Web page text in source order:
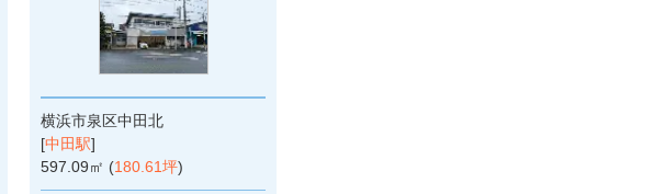
横浜市泉区中田北
[中田駅]
597.09㎡ (180.61坪)